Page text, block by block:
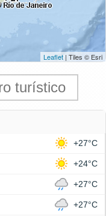
Leaflet | Tiles © Esri
+27°C
+24°C
+27°C
+27°C